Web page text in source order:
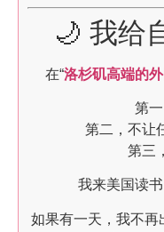
🌙 我给
在“洛杉矶高端的外
第
第二，不让
第三
我来美国读
如果有一天，我不再